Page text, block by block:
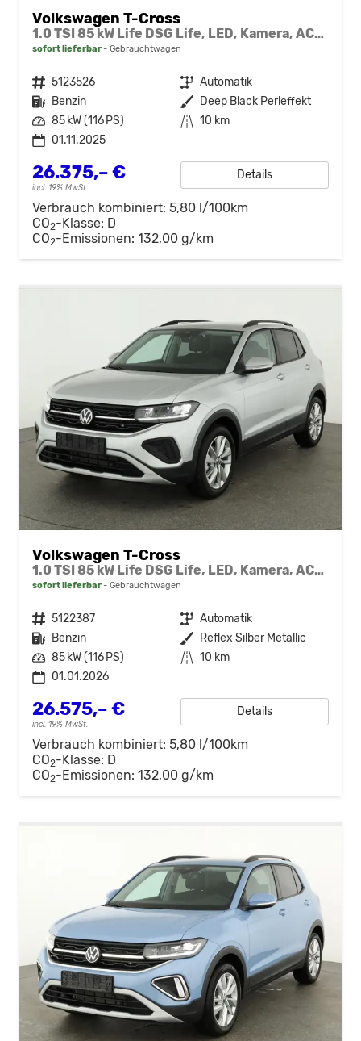
Volkswagen T-Cross
1.0 TSI 85 kW Life DSG Life, LED, Kamera, ACC, Side, Winter, 17-Zoll, 3-J. Garantie
sofort lieferbar Gebrauchtwagen
Fahrzeugnr. 5123526 Getriebe Automatik
Kraftstoff Benzin Außenfarbe Deep Black Perleffekt
Leistung 85 kW (116 PS) Kilometerstand 10 km
01.11.2025
26.375,– €
incl. 19% MwSt.
Details
Verbrauch kombiniert: 5,80 l/100km
CO2-Klasse: D
CO2-Emissionen: 132,00 g/km
Volkswagen T-Cross
1.0 TSI 85 kW Life DSG Life, LED, Kamera, ACC, Side, Winter, 17-Zoll, 3-J. Garantie
sofort lieferbar Gebrauchtwagen
Fahrzeugnr. 5122387 Getriebe Automatik
Kraftstoff Benzin Außenfarbe Reflex Silber Metallic
Leistung 85 kW (116 PS) Kilometerstand 10 km
01.01.2026
26.575,– €
incl. 19% MwSt.
Details
Verbrauch kombiniert: 5,80 l/100km
CO2-Klasse: D
CO2-Emissionen: 132,00 g/km